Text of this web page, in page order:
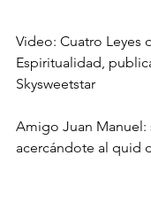
Video: Cuatro Leyes
Espiritualidad,
Skysweetstar
Amigo Juan Manuel:
acercándote al quid